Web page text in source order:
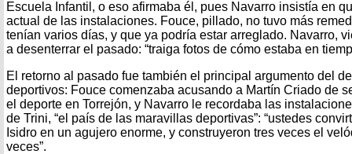
Escuela Infantil, o eso afirmaba él, pues Navarro insistía en
actual de las instalaciones. Fouce, pillado, no tuvo más
tenían varios días, y que ya podría estar arreglado. Navarro,
a desenterrar el pasado: “traiga fotos de cómo estaba en
El retorno al pasado fue también el principal argumento del
deportivos: Fouce comenzaba acusando a Martín Criado de
el deporte en Torrejón, y Navarro le recordaba las
de Trini, “el país de las maravillas deportivas”: “ustedes
Isidro en un agujero enorme, y construyeron tres veces el
veces”.